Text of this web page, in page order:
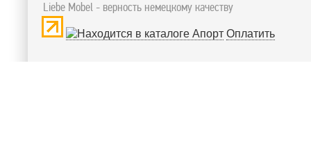
Liebe Mobel - верность немецкому качеству
Оплатить